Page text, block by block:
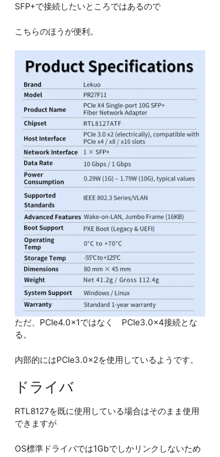
SFP+で接続したいところではあるので
こちらのほうが便利。
ただ、PCIe4.0x1ではなく PCIe3.0x4接続とな
る。
内部的にはPCIe3.0x2を使用しているようです。
ドライバ
RTL8127を既に使用している場合はそのまま使用
できますが
OS標準ドライバでは1Gbでしかリンクしないため